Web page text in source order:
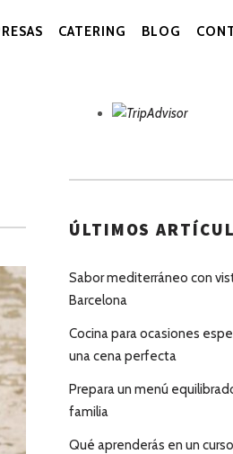
CATERING BLOG
ÚLTIMOS
Sabor mediterráneo con
Barcelona
Cocina para ocasiones
una cena perfecta
Prepara un menú
familia
Qué aprenderás en un